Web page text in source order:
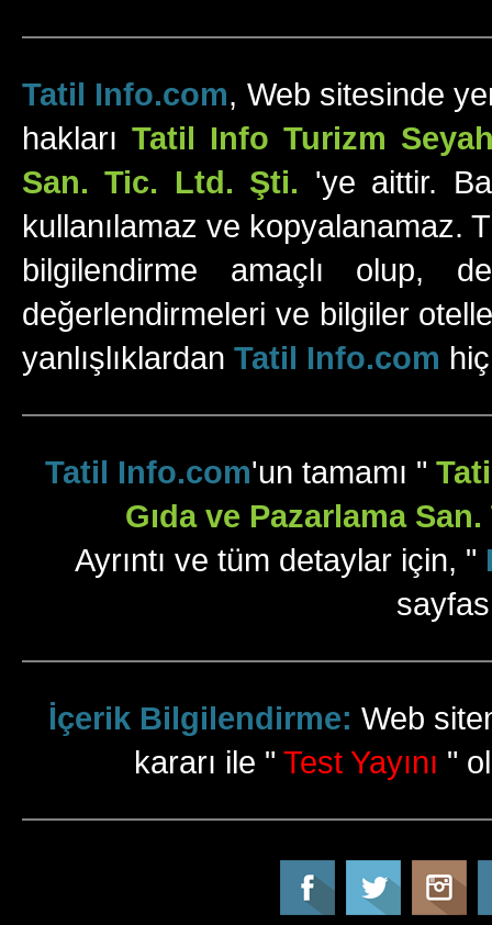
Tatil Info.com, Web sitesinde
hakları Tatil Info Turizm
San. Tic. Ltd. Şti. 'ye aittir.
kullanılamaz ve kopyalanamaz.
bilgilendirme amaçlı olup,
değerlendirmeleri ve bilgiler
yanlışlıklardan Tatil Info.com
Tatil Info.com'un tamamı "
Gıda ve Pazarlama
Ayrıntı ve tüm detaylar için, "
İçerik Bilgilendirme: Web
kararı ile " Test Yayını "